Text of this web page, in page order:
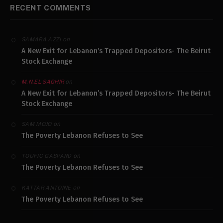
RECENT COMMENTS
SAMARA AZZIon
A New Exit for Lebanon’s Trapped Depositors- The Beirut
Stock Exchange
M.N.EL SAGHIRon
A New Exit for Lebanon’s Trapped Depositors- The Beirut
Stock Exchange
SAM MOJO on
The Poverty Lebanon Refuses to See
TOUFIC GASPARD on
The Poverty Lebanon Refuses to See
KATTAR ANTOINEon
The Poverty Lebanon Refuses to See